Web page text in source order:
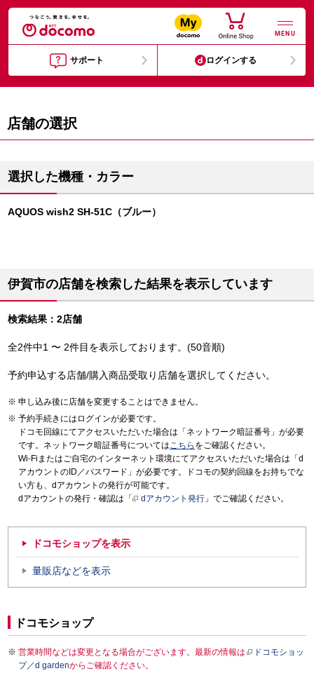
MENU
サポート ログインする
店舗の選択
選択した機種・カラー
AQUOS wish2 SH-51C（ブルー）
伊賀市の店舗を検索した結果を表示しています
検索結果：2店舗
全2件中1 〜 2件目を表示しております。(50音順)
予約申込する店舗/購入商品受取り店舗を選択してください。
申し込み後に店舗を変更することはできません。
予約手続きにはログインが必要です。
ドコモ回線にてアクセスいただいた場合は「ネットワーク暗証番号」が必要
です。ネットワーク暗証番号についてはこちら をご確認ください。
Wi-Fiまたはご自宅のインターネット環境にてアクセスいただいた場合は「d
アカウントのID／パスワード」が必要です。ドコモの契約回線をお持ちでな
い方も、dアカウントの発行が可能です。
dアカウントの発行・確認は「
dアカウント発行 」でご確認ください。
ドコモショップを表示
量販店などを表示
ドコモショップ
営業時間などは変更となる場合がございます。最新の情報は
ドコモショッ
プ／d gardenからご確認ください。